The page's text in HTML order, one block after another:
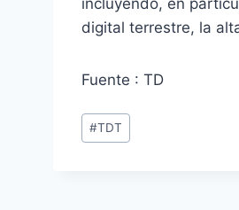
digital terrestre, la
Fuente : TD
Etiquetas
de
#TDT